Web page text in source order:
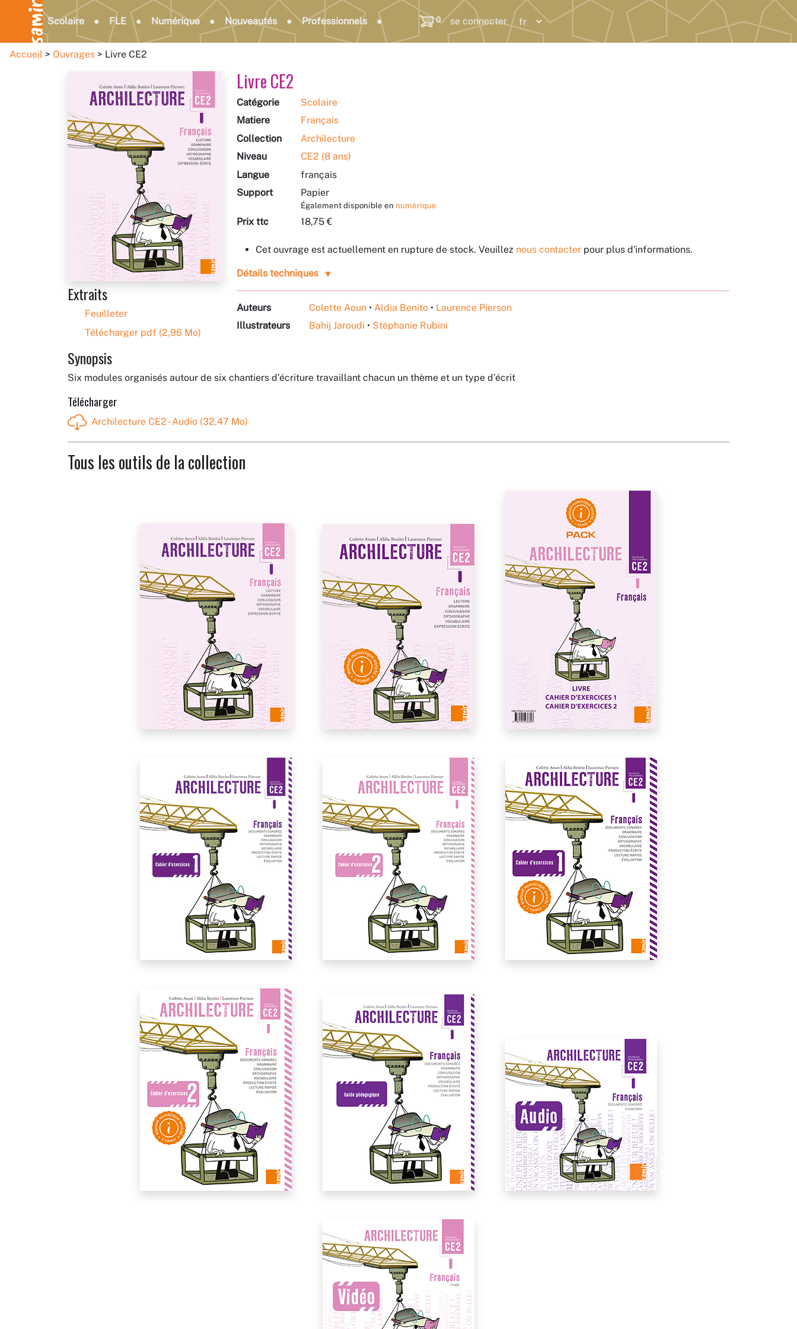
Scolaire FLE Numérique Nouveautés Professionnels 0 se connecter
Accueil Ouvrages Livre CE2
Extraits
Feuilleter
Télécharger pdf (2,96 Mo)
Livre CE2
Catégorie
Scolaire
Matière
Français
Collection
Archilecture
Niveau
CE2 (8 ans)
Langue
français
Support
Papier
Également disponible en numérique
Prix ttc 18,75 €
Cet ouvrage est actuellement en rupture de stock. Veuillez nous contacter pour plus d'informations.
Détails techniques
Auteurs Colette Aoun • Aldia Benito • Laurence Pierson
Illustrateurs
Bahij Jaroudi • Stéphanie Rubini
Synopsis
Six modules organisés autour de six chantiers d’écriture travaillant chacun un thème et un type d’écrit
Télécharger
Archilecture CE2 - Audio (32,47 Mo)
Tous les outils de la collection